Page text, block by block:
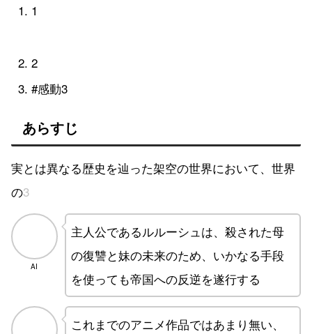
1
2
#感動3
あらすじ
実とは異なる歴史を辿った架空の世界において、 世界
の3
AI
主人公であるルルーシュは、殺された母
の復讐と妹の未来のため、いかなる手段
を使っても帝国への反逆を遂行する
これまでのアニメ作品ではあまり無い、